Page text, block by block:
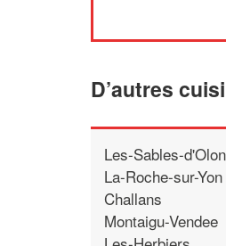
D’autres
Les-Sables-
La-Roche-sur-Yon
Challans
Montaigu-Vendee